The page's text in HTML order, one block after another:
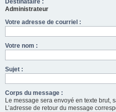
Destinataire :
Administrateur
Votre adresse de courriel :
Votre nom :
Sujet :
Corps du message :
Le message sera envoyé en texte brut,
L’adresse de retour du message